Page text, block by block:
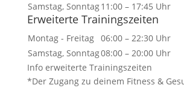
Samstag, Sonntag11:00 – 17:45 Uhr
Erweiterte Trainingszeiten
Montag - Freitag 06:00 – 22:30 Uhr
Samstag, Sonntag08:00 – 20:00 Uhr
Info erweiterte Trainingszeiten
*Der Zugang zu deinem Fitness &